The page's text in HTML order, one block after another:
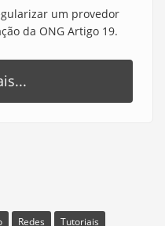
um provedor
da ONG Artigo 19.
Redes
Tutoriais